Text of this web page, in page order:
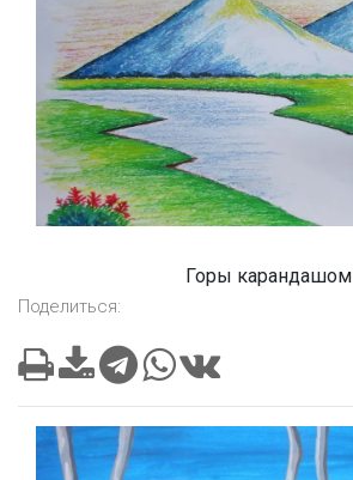
Горы карандашом
Поделиться: